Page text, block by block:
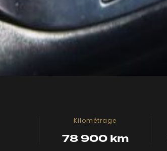
Kilométrage
78 900 km